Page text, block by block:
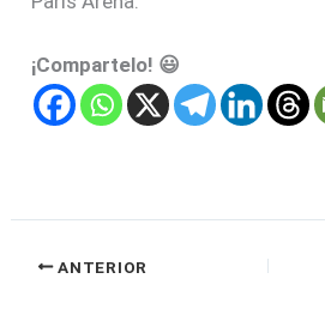
¡Compartelo! 😃
ANTERIOR